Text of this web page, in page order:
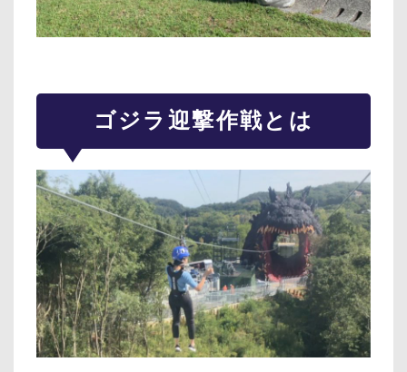
ゴジラ迎撃作戦とは